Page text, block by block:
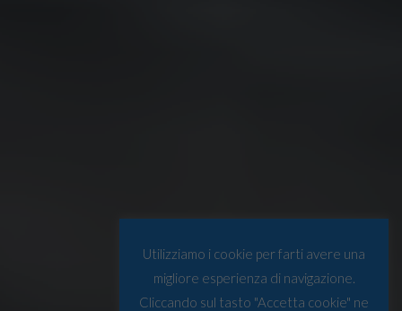
Utilizziamo i cookie per farti avere una
migliore esperienza di navigazione.
Cliccando sul tasto "Accetta cookie" ne